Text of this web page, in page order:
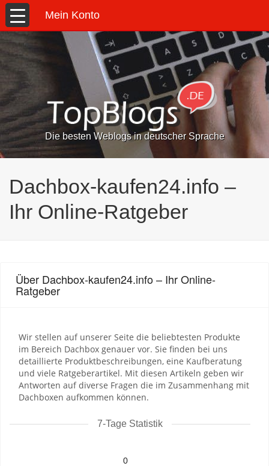
Mein Konto
Die besten Weblogs in deutscher Sprache
Dachbox-kaufen24.info –
Ihr Online-Ratgeber
Über Dachbox-kaufen24.info – Ihr Online-
Ratgeber
Wir stellen auf unserer Seite die beliebtesten Produkte
im Bereich Dachbox genauer vor. Sie finden bei uns
detaillierte Produktbeschreibungen, eine Kaufberatung
und viele Ratgeberartikel. Mit diesen Artikeln geben wir
Antworten auf diverse Fragen die im Zusammenhang mit
Dachboxen aufkommen können.
7-Tage Statistik
0